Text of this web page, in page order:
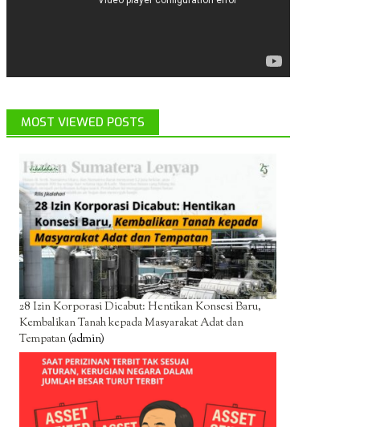
MOST VIEWED POSTS
28 Izin Korporasi Dicabut: Hentikan Konsesi Baru,
Kembalikan Tanah kepada Masyarakat Adat dan
Tempatan(admin)